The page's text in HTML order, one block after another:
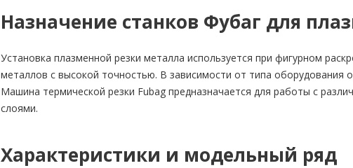
Назначение станков Фубаг для
Установка плазменной резки металла используется при фигурном
металлов с высокой точностью. В зависимости от типа
Машина термической резки Fubag предназначается для работы с
слоями.
Характеристики и модельный ряд